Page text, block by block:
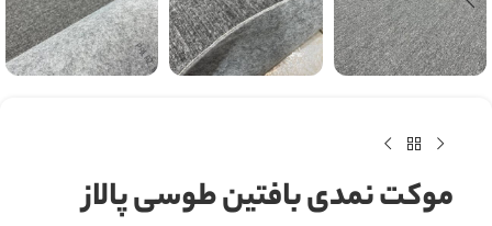
موکت نمدی بافتین طوسی پالاز